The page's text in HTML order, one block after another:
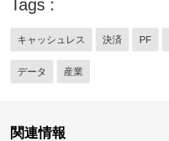
Tags
キャッシュレス 決済 PF
データ 産業
関連情報